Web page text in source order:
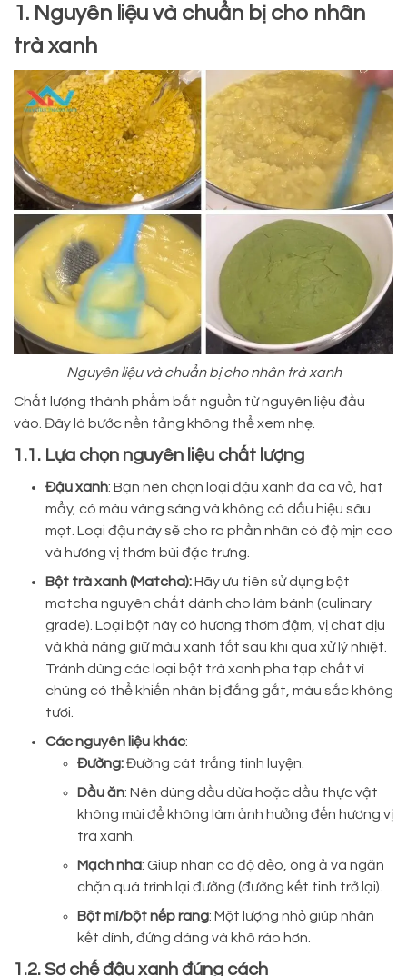
1. Nguyên liệu và chuẩn bị cho nhân
trà xanh
Nguyên liệu và chuẩn bị cho nhân trà xanh
Chất lượng thành phẩm bắt nguồn từ nguyên liệu đầu
vào. Đây là bước nền tảng không thể xem nhẹ.
1.1. Lựa chọn nguyên liệu chất lượng
Đậu xanh: Bạn nên chọn loại đậu xanh đã cà vỏ, hạt
mẩy, có màu vàng sáng và không có dấu hiệu sâu
mọt. Loại đậu này sẽ cho ra phần nhân có độ mịn cao
và hương vị thơm bùi đặc trưng.
Bột trà xanh (Matcha):Hãy ưu tiên sử dụng bột
matcha nguyên chất dành cho làm bánh (culinary
grade). Loại bột này có hương thơm đậm, vị chát dịu
và khả năng giữ màu xanh tốt sau khi qua xử lý nhiệt.
Tránh dùng các loại bột trà xanh pha tạp chất vì
chúng có thể khiến nhân bị đắng gắt, màu sắc không
tươi.
Các nguyên liệu khác:
Đường:Đường cát trắng tinh luyện.
Dầu ăn: Nên dùng dầu dừa hoặc dầu thực vật
không mùi để không làm ảnh hưởng đến hương vị
trà xanh.
Mạch nha: Giúp nhân có độ dẻo, óng ả và ngăn
chặn quá trình lại đường (đường kết tinh trở lại).
Bột mì/bột nếp rang: Một lượng nhỏ giúp nhân
kết dính, đứng dáng và khô ráo hơn.
1.2. Sơ chế đậu xanh đúng cách